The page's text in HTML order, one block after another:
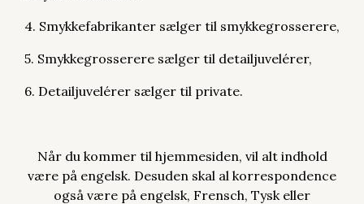
4. Smykkefabrikanter sælger til smykkegrosserere,
5. Smykkegrosserere sælger til detailjuvelérer,
6. Detailjuvelérer sælger til private.
Når du kommer til hjemmesiden, vil alt indhold
være på engelsk. Desuden skal al korrespondence
også være på engelsk, Frensch, Tysk eller